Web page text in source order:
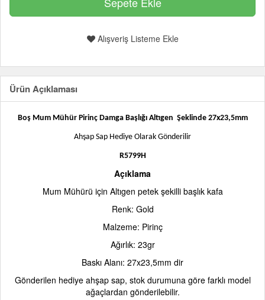
Alışveriş Listeme Ekle
Ürün Açıklaması
Boş Mum Mühür Pirinç Damga Başlığı Altıgen Şeklinde 27x23,5mm
Ahşap Sap Hediye Olarak Gönderilir
R5799H
Açıklama
Mum Mühürü için Altıgen petek şekilli başlık kafa
Renk: Gold
Malzeme: Pirinç
Ağırlık: 23gr
Baskı Alanı: 27x23,5mm dir
Gönderilen hediye ahşap sap, stok durumuna göre farklı model
ağaçlardan gönderilebilir.